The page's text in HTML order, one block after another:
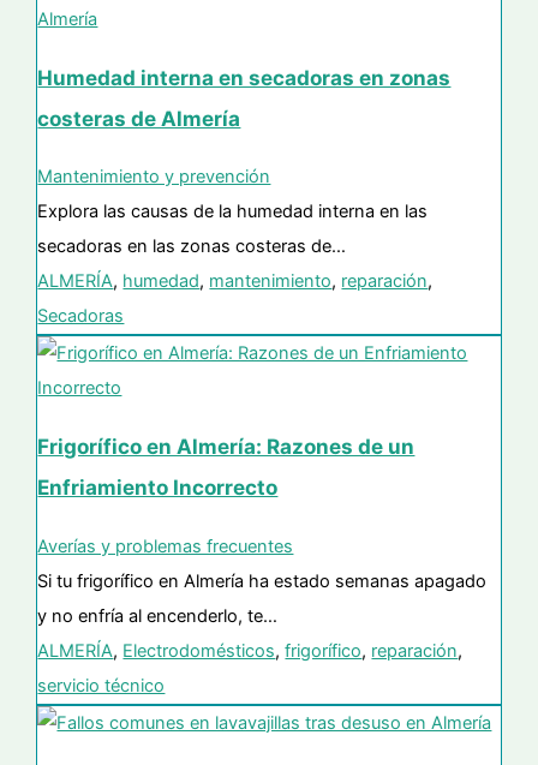
Humedad interna en secadoras en zonas
costeras de Almería
Mantenimiento y prevención
Explora las causas de la humedad interna en las
secadoras en las zonas costeras de…
ALMERÍA, humedad, mantenimiento, reparación,
Secadoras
Frigorífico en Almería: Razones de un
Enfriamiento Incorrecto
Averías y problemas frecuentes
Si tu frigorífico en Almería ha estado semanas apagado
y no enfría al encenderlo, te…
ALMERÍA, Electrodomésticos,frigorífico, reparación,
servicio técnico